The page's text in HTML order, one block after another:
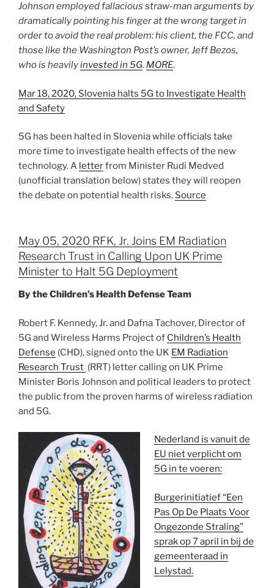
Johnson employed fallacious straw-man arguments by
dramatically pointing his finger at the wrong target in
order to avoid the real problem: his client, the FCC, and
those like the Washington Post’s owner, Jeff Bezos,
who is heavilyinvested in 5G. MORE.
Mar 18, 2020, Slovenia halts 5G to Investigate Health
and Safety
5G has been halted in Slovenia while officials take
more time to investigate health effects of the new
technology. A letterfrom Minister Rudi Medved
(unofficial translation below) states they will reopen
the debate on potential health risks. Source
May 05, 2020 RFK, Jr. Joins EM Radiation
Research Trust in Calling Upon UK Prime
Minister to Halt 5G Deployment
By the Children’s Health Defense Team
Robert F. Kennedy, Jr. and Dafna Tachover, Director of
5G and Wireless Harms Project of Children’s Health
Defense (CHD), signed onto the UK EM Radiation
Research Trust (RRT) letter calling on UK Prime
Minister Boris Johnson and political leaders to protect
the public from the proven harms of wireless radiation
and 5G.
Nederland is vanuit de
EU niet verplicht om
5G in te voeren:
Burgerinitiatief “Een
Pas Op De Plaats Voor
Ongezonde Straling”
sprak op 7 april in bij de
gemeenteraad in
Lelystad.